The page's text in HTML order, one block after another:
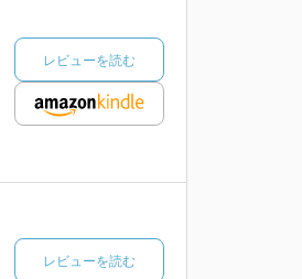
レビューを読む
レビューを読む